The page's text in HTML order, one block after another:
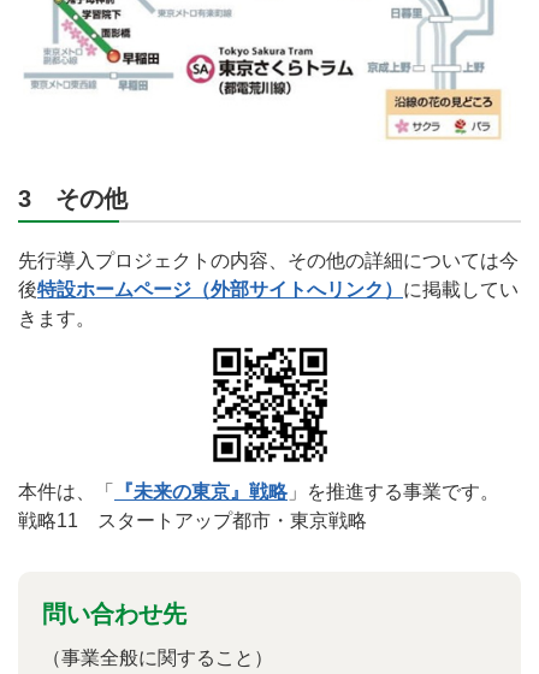
3 その他
先行導入プロジェクトの内容、その他の詳細については今
後特設ホームページ（外部サイトへリンク） に掲載してい
きます。
本件は、「 『未来の東京』戦略」を推進する事業です。
戦略11 スタートアップ都市・東京戦略
問い合わせ先
（事業全般に関すること）